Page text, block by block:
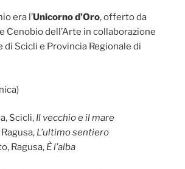
era l’Unicorno d’Oro, offerto da
Cenobio dell’Arte in collaborazione
di Scicli e Provincia Regionale di
Scicli, Il vecchio e il mare
L’ultimo sentiero
Ragusa, È l’alba